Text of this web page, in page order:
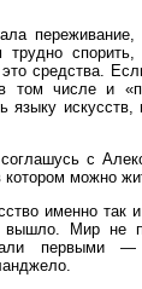
переживание,
средства.
числе и
языку
с
можно
именно
Мир не
первыми —